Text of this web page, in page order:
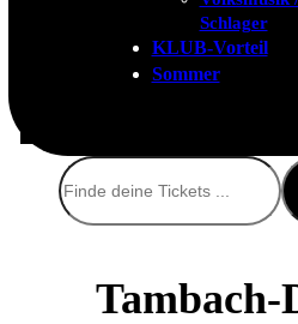
Schlager
KLUB-Vorteil
Sommer
Suchen
Tambach-